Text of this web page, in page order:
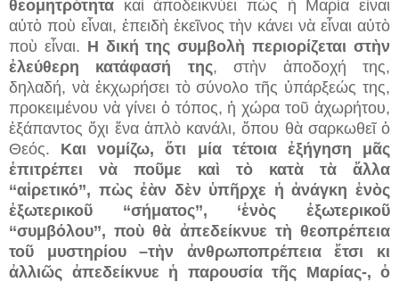
θεομητρότητα καὶ ἀποδεικνύει πὼς ἡ Μαρία εἶναι
αὐτὸ ποὺ εἶναι, ἐπειδὴ ἐκεῖνος τὴν κάνει νὰ εἶναι αὐτὸ
ποὺ εἶναι. Η δική της συμβολὴ περιορίζεται στὴν
ἐλεύθερη κατάφασή της, στὴν ἀποδοχή της,
δηλαδή, νὰ ἐκχωρήσει τὸ σύνολο τῆς ὑπάρξεώς της,
προκειμένου νὰ γίνει ὁ τόπος, ἡ χώρα τοῦ ἀχωρήτου,
ἐξάπαντος ὄχι ἕνα ἁπλὸ κανάλι, ὅπου θὰ σαρκωθεῖ ὁ
Θεός. Και νομίζω, ὅτι μία τέτοια ἐξήγηση μᾶς
ἐπιτρέπει νὰ ποῦμε καὶ τὸ κατὰ τὰ ἄλλα
‘‘αἱρετικό’’, πὼς ἐὰν δὲν ὑπῆρχε ἡ ἀνάγκη ἑνὸς
ἐξωτερικοῦ ‘‘σήματος’’, ‘ἑνὸς ἐξωτερικοῦ
‘‘συμβόλου’’, ποὺ θὰ ἀπεδείκνυε τὴ θεοπρέπεια
τοῦ μυστηρίου –τὴν ἀνθρωποπρέπεια ἔτσι κι
ἀλλιῶς ἀπεδείκνυε ἡ παρουσία τῆς Μαρίας-, ὁ